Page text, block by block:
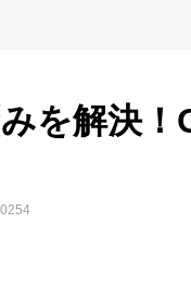
を解決！